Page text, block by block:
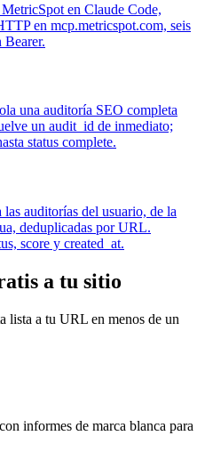
en Claude Code,
en mcp.metricspot.com, seis
Bearer.
una auditoría SEO completa
un audit_id de inmediato;
status complete.
auditorías del usuario, de la
deduplicadas por URL.
score y created_at.
a tu sitio
lista a tu URL en menos de un
informes de marca blanca para